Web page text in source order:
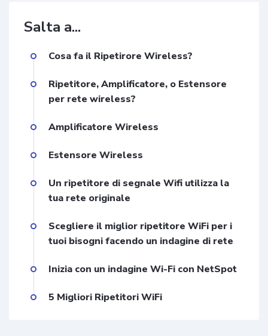
Salta a...
Cosa fa il Ripetirore Wireless?
Ripetitore, Amplificatore, o Estensore
per rete wireless?
Amplificatore Wireless
Estensore Wireless
Un ripetitore di segnale Wifi utilizza la
tua rete originale
Scegliere il miglior ripetitore WiFi per i
tuoi bisogni facendo un indagine di rete
Inizia con un indagine Wi-Fi con NetSpot
5 Migliori Ripetitori WiFi